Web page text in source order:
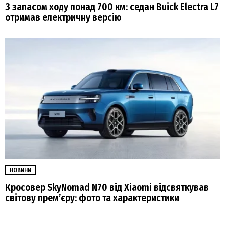
З запасом ходу понад 700 км: седан Buick Electra L7
отримав електричну версію
НОВИНИ
Кросовер SkyNomad N70 від Xiaomi відсвяткував
світову прем’єру: фото та характеристики